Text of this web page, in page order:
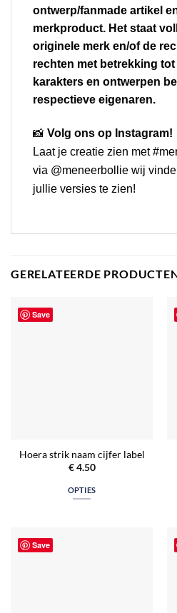
ontwerp/fanmade artikel
merkproduct. Het staat
originele merk en/of de
rechten met betrekking
karakters en ontwerpen
respectieve eigenaren.
📸 Volg ons op Instagram!
Laat je creatie zien met
via @meneerbollie wij
jullie versies te zien!
GERELATEERDE
Save
Hoera strik naam cijfer label
€4.50
OPTIES
Save